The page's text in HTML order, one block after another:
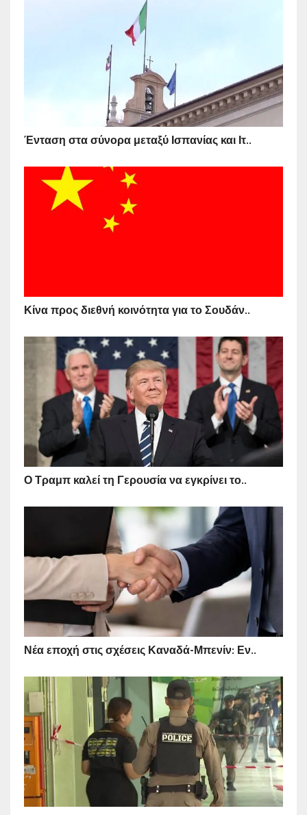
Ένταση στα σύνορα μεταξύ Ισπανίας και Ιτ..
Κίνα προς διεθνή κοινότητα για το Σουδάν..
Ο Τραμπ καλεί τη Γερουσία να εγκρίνει το..
Νέα εποχή στις σχέσεις Καναδά-Μπενίν: Εν..